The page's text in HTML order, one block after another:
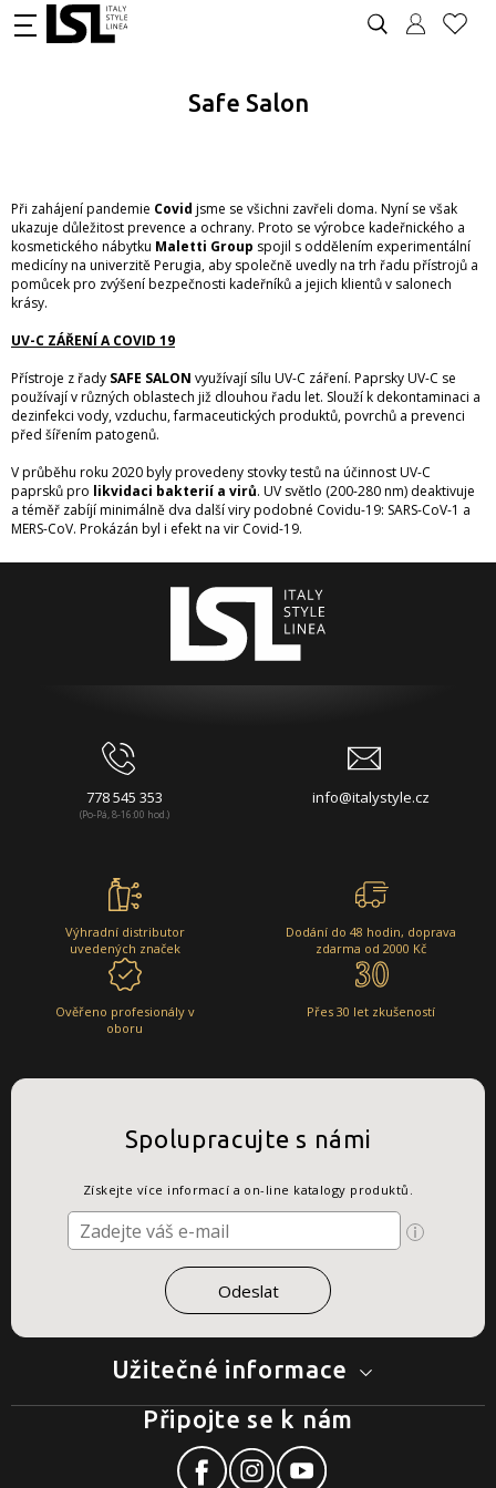
Safe Salon
Při zahájení pandemie Covid jsme se všichni zavřeli doma. Nyní se však
ukazuje důležitost prevence a ochrany. Proto se výrobce kadeřnického a
kosmetického nábytku Maletti Group spojil s oddělením experimentální
medicíny na univerzitě Perugia, aby společně uvedly na trh řadu přístrojů a
pomůcek pro zvýšení bezpečnosti kadeřníků a jejich klientů v salonech
krásy.
UV-C ZÁŘENÍ A COVID 19
Přístroje z řady SAFE SALON využívají sílu UV-C záření. Paprsky UV-C se
používají v různých oblastech již dlouhou řadu let. Slouží k dekontaminaci a
dezinfekci vody, vzduchu, farmaceutických produktů, povrchů a prevenci
před šířením patogenů.
V průběhu roku 2020 byly provedeny stovky testů na účinnost UV-C
paprsků pro likvidaci bakterií a virů. UV světlo (200-280 nm) deaktivuje
a téměř zabíjí minimálně dva další viry podobné Covidu-19: SARS-CoV-1 a
MERS-CoV. Prokázán byl i efekt na vir Covid-19.
778 545 353
(Po-Pá, 8-16:00 hod.)
info@italystyle.cz
Výhradní distributor
uvedených značek
Dodání do 48 hodin, doprava
zdarma od 2000 Kč
Ověřeno profesionály v
oboru
Přes 30 let zkušeností
Užitečné informace
Spolupracujte s námi
Získejte více informací a on-line katalogy produktů.
Připojte se k nám